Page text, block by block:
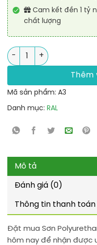
Cam kết đền 1 tỷ
chất lượng
Sơn Polyurethane cao cấp
Thêm
Mã sản phẩm: A3
Danh mục: RAL
Mô tả
Đánh giá (0)
Thông tin thanh toán
Đặt mua Sơn
hôm nay để nhận được